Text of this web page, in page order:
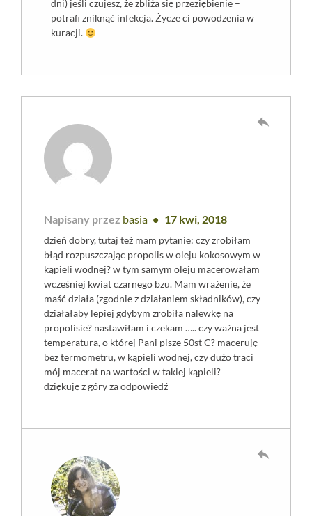
dni) jeśli czujesz, że zbliża się przeziębienie –
potrafi zniknąć infekcja. Życze ci powodzenia w
kuracji.
Napisany przez basia 17 kwi, 2018
dzień dobry, tutaj też mam pytanie: czy zrobiłam
błąd rozpuszczając propolis w oleju kokosowym w
kąpieli wodnej? w tym samym oleju macerowałam
wcześniej kwiat czarnego bzu. Mam wrażenie, że
maść działa (zgodnie z działaniem składników), czy
działałaby lepiej gdybym zrobiła nalewkę na
propolisie? nastawiłam i czekam ….. czy ważna jest
temperatura, o której Pani pisze 50st C? maceruję
bez termometru, w kąpieli wodnej, czy dużo traci
mój macerat na wartości w takiej kąpieli?
dziękuję z góry za odpowiedź
reply
reply